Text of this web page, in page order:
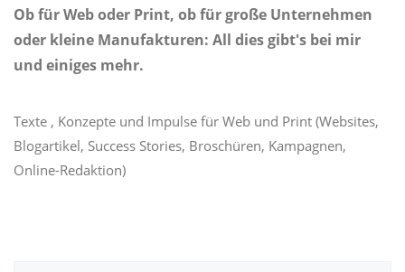
Ob für Web oder Print, ob für große Unternehmen
oder kleine Manufakturen: All dies gibt's bei mir
und einiges mehr.
Texte , Konzepte und Impulse für Web und Print (Websites,
Blogartikel, Success Stories, Broschüren, Kampagnen,
Online-Redaktion)